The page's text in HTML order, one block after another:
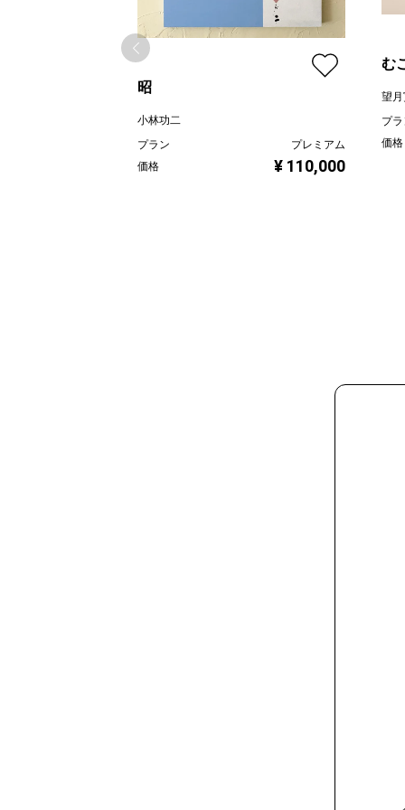
昭
小林功二
プラン
プレミアム
価格
¥ 110,000
む
望
プ
価格